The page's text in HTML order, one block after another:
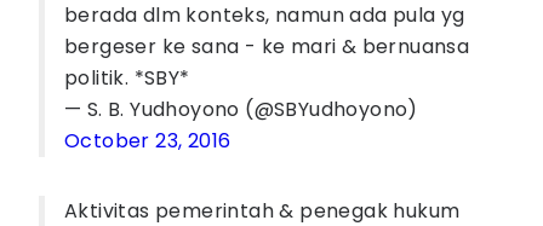
berada dlm konteks, namun ada pula yg
bergeser ke sana - ke mari & bernuansa
politik. *SBY*
— S. B. Yudhoyono (@SBYudhoyono)
October 23, 2016
Aktivitas pemerintah & penegak hukum